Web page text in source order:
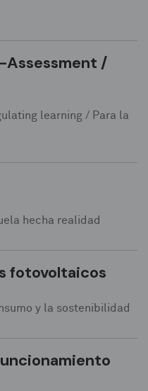
Assessment /
learning / Para la
hecha realidad
fotovoltaicos
y la sostenibilidad